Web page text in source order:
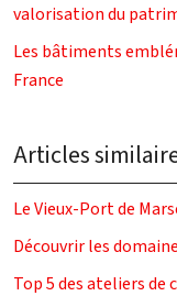
valorisation du
Les bâtiments
France
Articles
Le Vieux-Port de
Découvrir les
Top 5 des ateliers de